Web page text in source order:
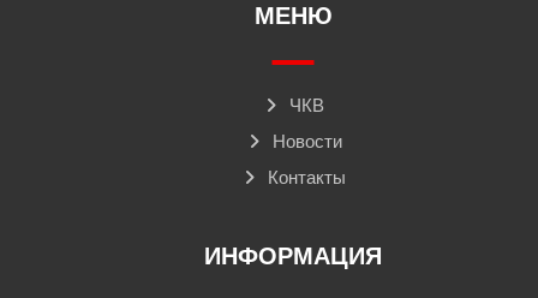
МЕНЮ
ЧКВ
Новости
Контакты
ИНФОРМАЦИЯ